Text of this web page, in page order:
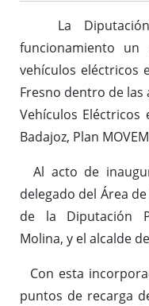
La Diputación
funcionamiento
vehículos eléctricos
Fresno dentro de las
Vehículos
Badajoz, Plan
Al acto de
delegado del Área
de la Diputación
Molina, y el alcalde
Con esta
puntos de recarga